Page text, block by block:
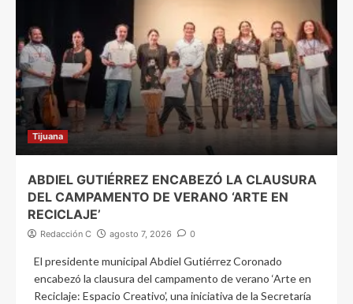
Tijuana
ABDIEL GUTIÉRREZ ENCABEZÓ LA CLAUSURA
DEL CAMPAMENTO DE VERANO ‘ARTE EN
RECICLAJE’
Redacción C agosto 7, 2026 0
El presidente municipal Abdiel Gutiérrez Coronado
encabezó la clausura del campamento de verano ‘Arte en
Reciclaje: Espacio Creativo’, una iniciativa de la Secretaría